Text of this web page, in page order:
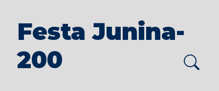
Festa Junina-
200